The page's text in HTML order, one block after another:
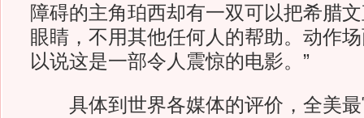
障碍的主角珀西却有一双可以把希腊
眼睛，不用其他任何人的帮助。动作
以说这是一部令人震惊的电影。”
具体到世界各媒体的评价，全美最